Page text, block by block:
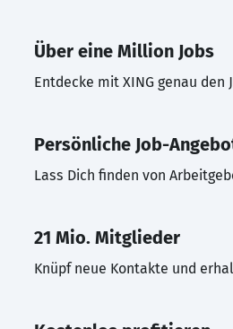
Über eine Million Jobs
Entdecke mit XING genau den
Persönliche Job-
Lass Dich finden von
21 Mio. Mitglieder
Knüpf neue Kontakte und